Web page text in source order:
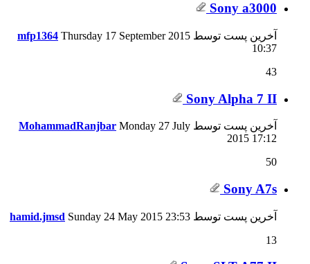
Sony a3000
آخرین پست توسط mfp1364 Thursday 17 September 2015
10:37
43
Sony Alpha 7 II
آخرین پست توسط MohammadRanjbar Monday 27 July
2015 17:12
50
Sony A7s
آخرین پست توسط hamid.jmsd Sunday 24 May 2015 23:53
13